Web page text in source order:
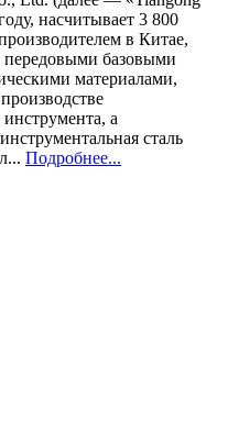
насчитывает 3 800
в Китае,
передовыми базовыми
материалами,
а
сталь
Подробнее...